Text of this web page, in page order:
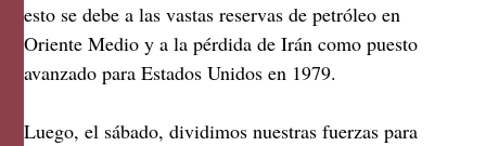
esto se debe a las vastas reservas de petróleo en
Oriente Medio y a la pérdida de Irán como puesto
avanzado para Estados Unidos en 1979.
Luego, el sábado, dividimos nuestras fuerzas para